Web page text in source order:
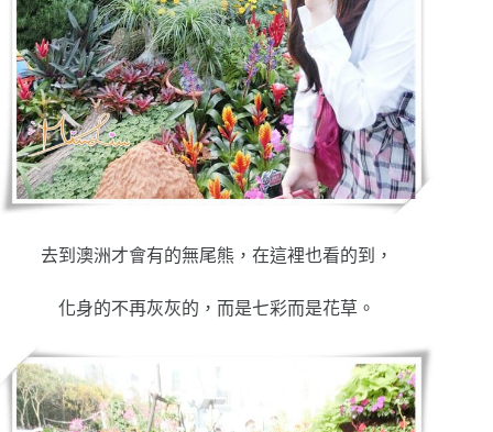
去到澳洲才會有的無尾熊，在這裡也看的到，
化身的不再灰灰的，而是七彩而是花草。